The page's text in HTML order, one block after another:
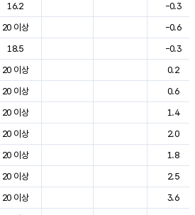
16.2
-0.3
20 이상
-0.6
18.5
-0.3
20 이상
0.2
20 이상
0.6
20 이상
1.4
20 이상
2.0
20 이상
1.8
20 이상
2.5
20 이상
3.6